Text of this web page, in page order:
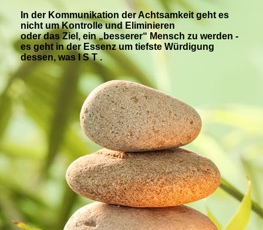
In der Kommunikation der Achtsamkeit geht es
nicht um Kontrolle und Eliminieren
oder das Ziel, ein „besserer“ Mensch zu werden -
es geht in der Essenz um tiefste Würdigung
dessen, was I S T .